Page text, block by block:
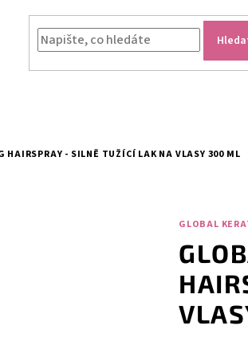
HAIRSPRAY - SILNĚ TUŽÍCÍ LAK NA VLASY 300 ML
GLOBAL